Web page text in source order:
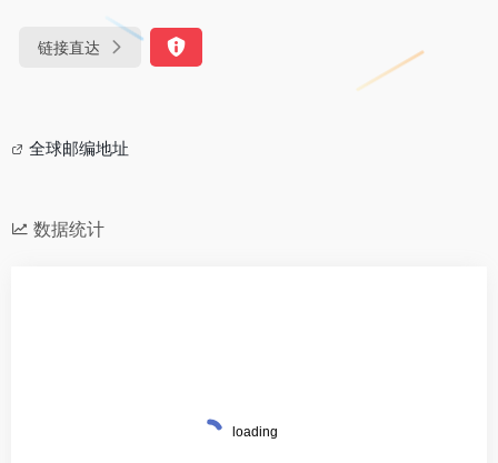
链接直达
全球邮编地址
数据统计